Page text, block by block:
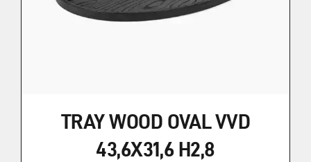
TRAY WOOD OVAL VVD
43,6X31,6 H2,8